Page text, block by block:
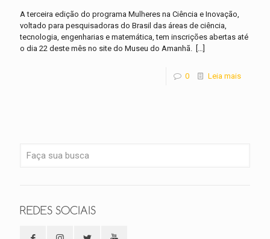
A terceira edição do programa Mulheres na Ciência e Inovação,
voltado para pesquisadoras do Brasil das áreas de ciência,
tecnologia, engenharias e matemática, tem inscrições abertas até
o dia 22 deste mês no site do Museu do Amanhã.
[…]
0 Leia mais
REDES SOCIAIS